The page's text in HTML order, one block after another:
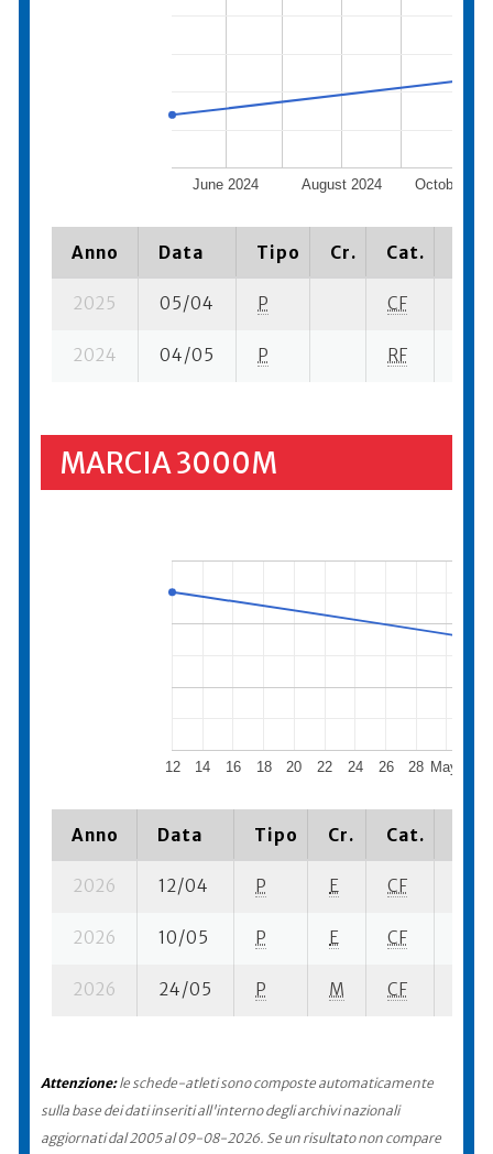
June 2024 August 2024 October
Anno Data Tipo Cr. Cat.
2025 05/04 P CF
2024 04/05 P RF
MARCIA 3000M
May 2026
12 14 16 18 20 22 24 26 28
Anno Data Tipo Cr. Cat.
2026 12/04 P E CF
2026 10/05 P E CF
2026 24/05 P M CF
Attenzione:le schede-atleti sono composte automaticamente
sulla base dei dati inseriti all'interno degli archivi nazionali
aggiornati dal 2005 al 09-08-2026. Se un risultato non compare